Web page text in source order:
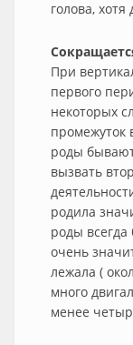
голова,
При
первого
некоторых
промежуток
роды
вызвать
родила
роды
очень
лежала (
много
менее